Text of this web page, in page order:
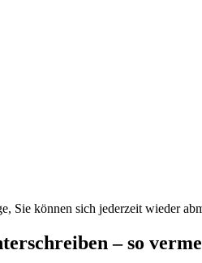
Sie können sich jederzeit wieder
– so